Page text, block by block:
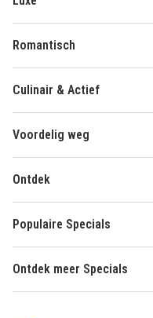
Romantisch
Culinair & Actief
Voordelig weg
Ontdek
Populaire Specials
Ontdek meer Specials